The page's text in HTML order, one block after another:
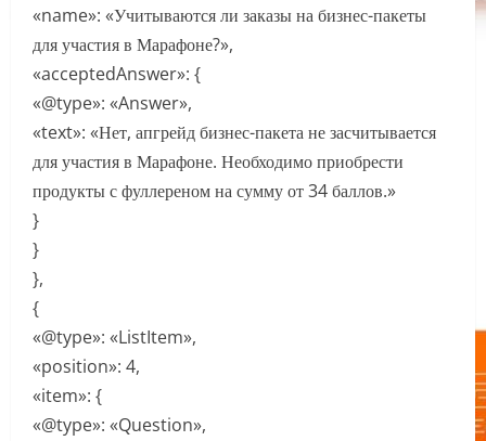
«name»: «Учитываются ли заказы на бизнес-пакеты
для участия в Марафоне?»,
«acceptedAnswer»: {
«@type»: «Answer»,
«text»: «Нет, апгрейд бизнес-пакета не засчитывается
для участия в Марафоне. Необходимо приобрести
продукты с фуллереном на сумму от 34 баллов.»
}
}
},
{
«@type»: «ListItem»,
«position»: 4,
«item»: {
«@type»: «Question»,